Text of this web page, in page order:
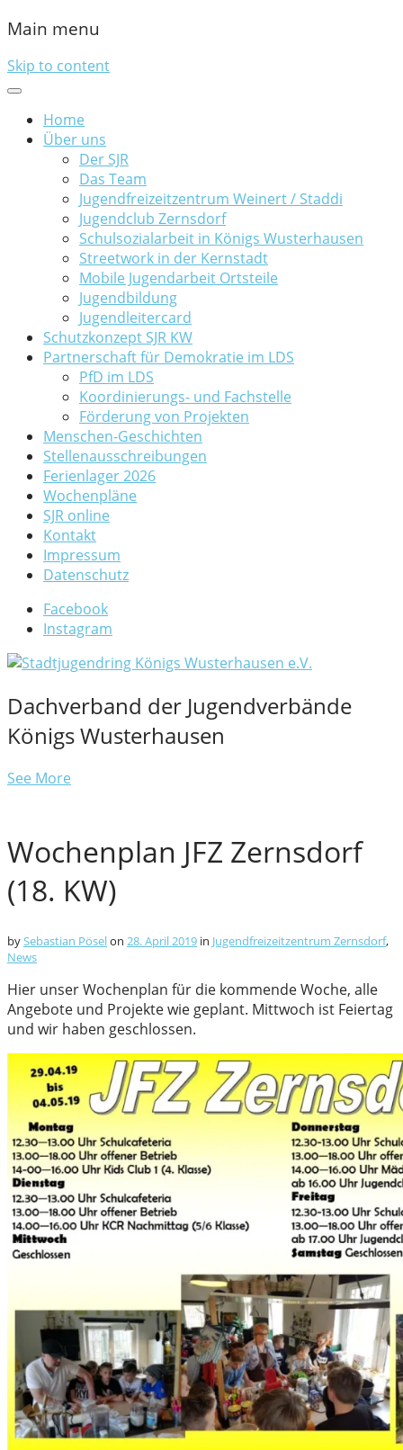
Main menu
Skip to content
Home
Über uns
Der SJR
Das Team
Jugendfreizeitzentrum Weinert / Staddi
Jugendclub Zernsdorf
Schulsozialarbeit in Königs Wusterhausen
Streetwork in der Kernstadt
Mobile Jugendarbeit Ortsteile
Jugendbildung
Jugendleitercard
Schutzkonzept SJR KW
Partnerschaft für Demokratie im LDS
PfD im LDS
Koordinierungs- und Fachstelle
Förderung von Projekten
Menschen-Geschichten
Stellenausschreibungen
Ferienlager 2026
Wochenpläne
SJR online
Kontakt
Impressum
Datenschutz
Facebook
Instagram
Dachverband der Jugendverbände
Königs Wusterhausen
See More
Wochenplan JFZ Zernsdorf
(18. KW)
bySebastian Pöselon 28. April 2019 in Jugendfreizeitzentrum Zernsdorf,
News
Hier unser Wochenplan für die kommende Woche, alle
Angebote und Projekte wie geplant. Mittwoch ist Feiertag
und wir haben geschlossen.